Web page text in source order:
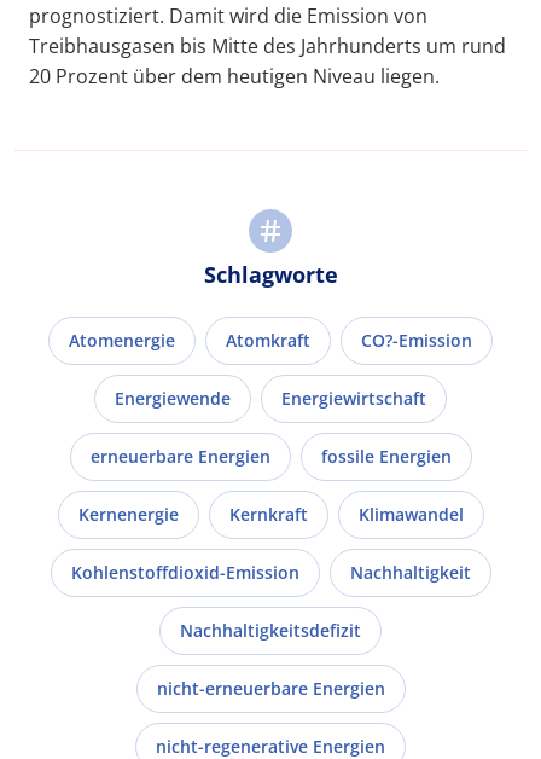
prognostiziert. Damit wird die Emission von
Treibhausgasen bis Mitte des Jahrhunderts um rund
20 Prozent über dem heutigen Niveau liegen.
Schlagworte
Atomenergie Atomkraft CO?-Emission
Energiewende Energiewirtschaft
erneuerbare Energien fossile Energien
Kernenergie Kernkraft Klimawandel
Kohlenstoffdioxid-Emission Nachhaltigkeit
Nachhaltigkeitsdefizit
nicht-erneuerbare Energien
nicht-regenerative Energien